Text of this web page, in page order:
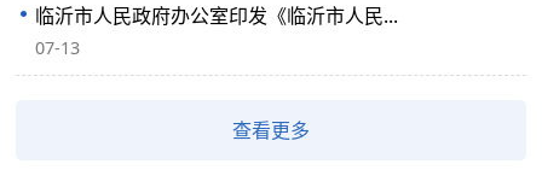
临沂市人民政府办公室印发《临沂市人民...
07-13
查看更多